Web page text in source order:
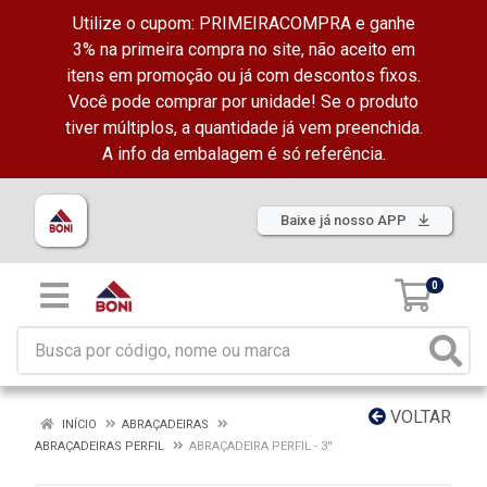
Utilize o cupom: PRIMEIRACOMPRA e ganhe
3% na primeira compra no site, não aceito em
itens em promoção ou já com descontos fixos.
Você pode comprar por unidade! Se o produto
tiver múltiplos, a quantidade já vem preenchida.
A info da embalagem é só referência.
Baixe já nosso APP
0
VOLTAR
INÍCIO
ABRAÇADEIRAS
ABRAÇADEIRAS PERFIL
ABRAÇADEIRA PERFIL - 3''